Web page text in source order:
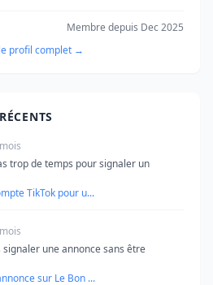
Membre depuis Dec 2025
profil complet →
trop de temps pour signaler un
TikTok pour u...
une annonce sans être
sur Le Bon ...